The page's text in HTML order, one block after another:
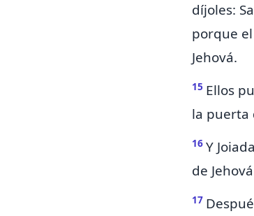
díjoles:
porque
Jehová.
15 Ellos
la puerta
16 Y
de
17